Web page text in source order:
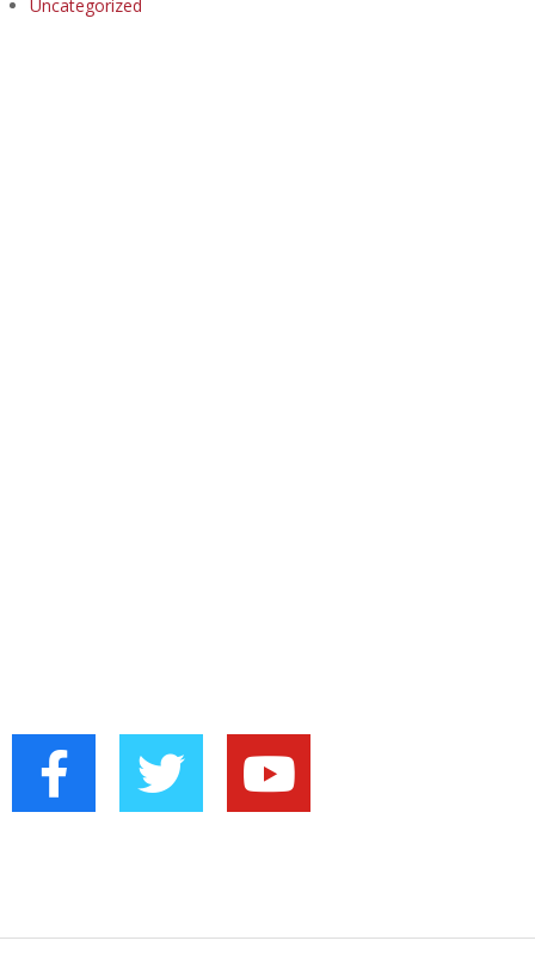
Uncategorized